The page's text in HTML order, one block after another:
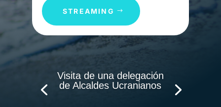
STREAMING
Visita de una delegación
de Alcaldes Ucranianos